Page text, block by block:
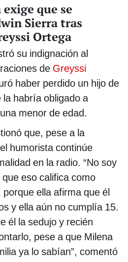
que se
Sierra tras
Ortega
su indignación al
de Greyssi
haber perdido un hijo de
habría obligado a
menor de edad.
que, pese a la
humorista continúe
en la radio. “No soy
eso califica como
ella afirma que él
y ella aún no cumplía 15.
él la sedujo y recién
pese a que Milena
ya lo sabían”, comentó